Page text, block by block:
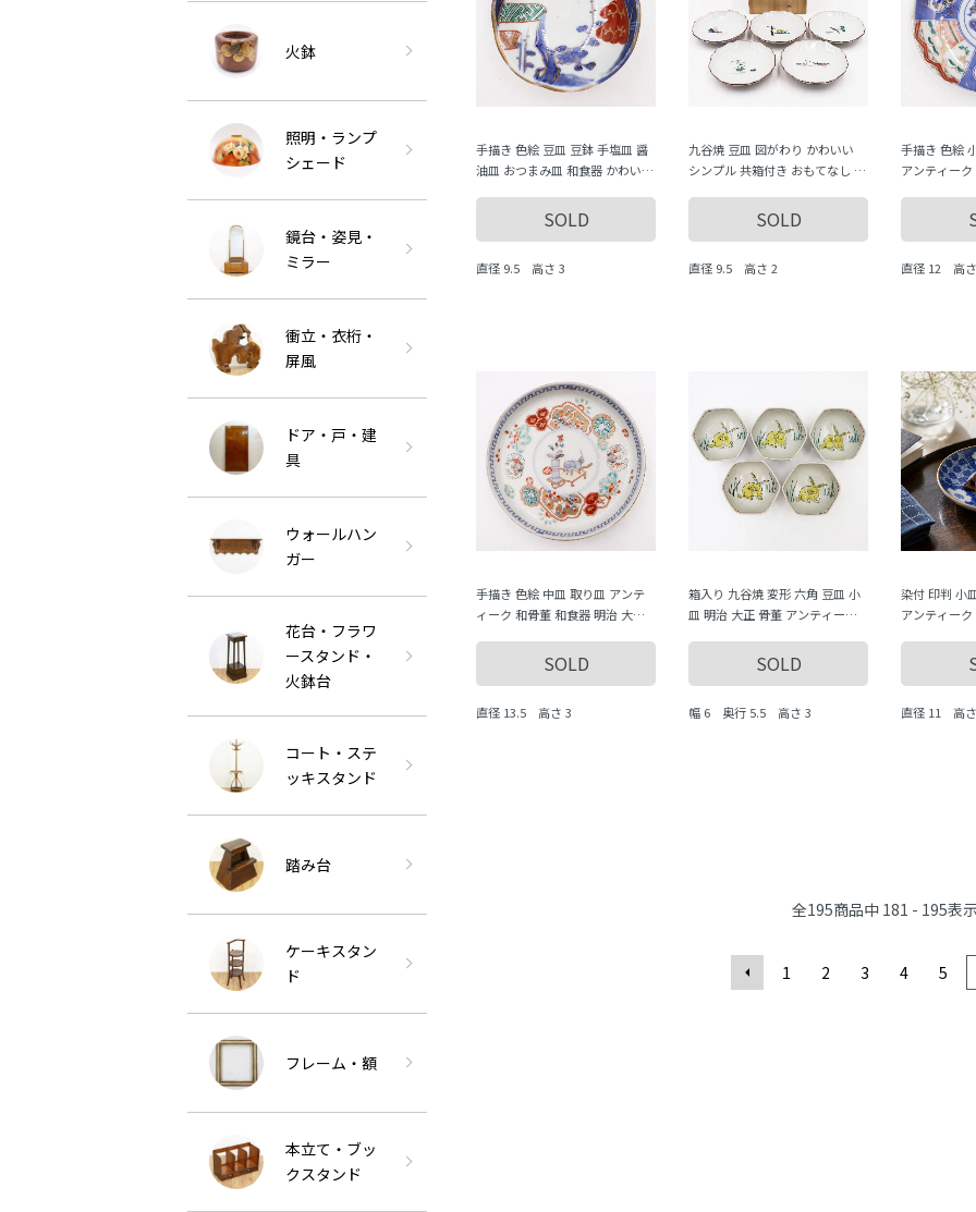
手描き 色絵 豆皿 豆鉢 手塩皿 醤
油皿 おつまみ皿 和食器 かわいい
SOLD
直径 9.5 高さ 3
九谷焼 豆皿 図がわり かわいい
シンプル 共箱付き おもてなし 普
SOLD
直径 9.5 高さ 2
手描き 色絵
アンティー
（松竹梅・）
直径 12 高
手描き 色絵 中皿 取り皿 アンテ
ィーク 和骨董 和食器 明治 大正
獅子・亀甲）SOLD
直径 13.5 高さ 3
箱入り 九谷焼 変形 六角 豆皿 小
皿 明治 大正 骨董 アンティーク
品 おしゃれ 5個セット
SOLD
幅 6 奥行 5.5 高さ 3
染付 印判 小
アンティー
直径 11 高
全195商品中 181 - 195表
1 2 3 4 5
火鉢
照明・ランプ
シェード
鏡台・姿見・
ミラー
衝立・衣桁・
屏風
ドア・戸・建
具
ウォールハン
ガー
花台・フラワ
ースタンド・
火鉢台
コート・ステ
ッキスタンド
踏み台
ケーキスタン
ド
フレーム・額
本立て・ブッ
クスタンド